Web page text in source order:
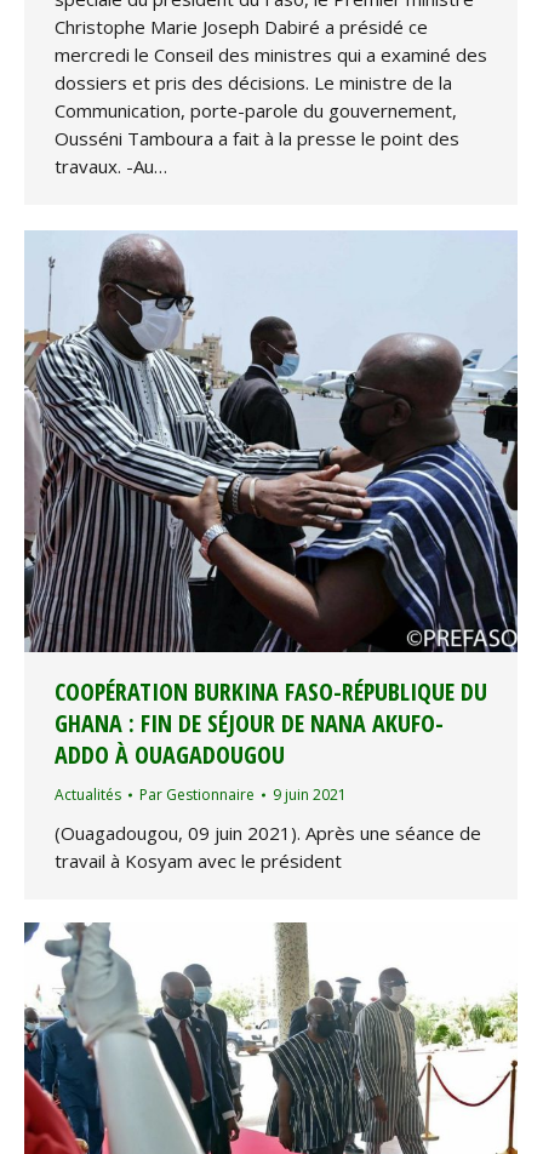
Christophe Marie Joseph Dabiré a présidé ce
mercredi le Conseil des ministres qui a examiné des
dossiers et pris des décisions. Le ministre de la
Communication, porte-parole du gouvernement,
Ousséni Tamboura a fait à la presse le point des
travaux. -Au…
COOPÉRATION BURKINA FASO-RÉPUBLIQUE DU
GHANA : FIN DE SÉJOUR DE NANA AKUFO-
ADDO À OUAGADOUGOU
Actualités Par Gestionnaire 9 juin 2021
(Ouagadougou, 09 juin 2021). Après une séance de
travail à Kosyam avec le président